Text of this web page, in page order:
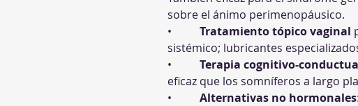
sobre el ánimo perimenopáusico.
• Tratamiento tópico vaginal
sistémico; lubricantes
• Terapia cognitivo-
eficaz que los somníferos a largo
• Alternativas no hormonales